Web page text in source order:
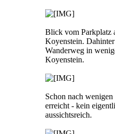
Blick vom Parkplatz
Koyenstein.
Wanderweg in
Koyenstein.
Schon nach
erreicht - kein
aussichtsreich.